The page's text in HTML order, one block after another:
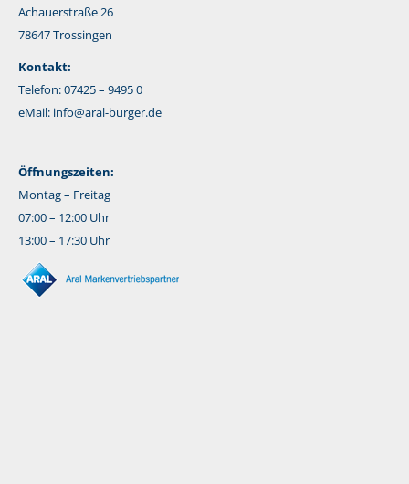
Achauerstraße 26
78647 Trossingen
Kontakt:
Telefon: 07425 – 9495 0
eMail: info@aral-burger.de
Öffnungszeiten:
Montag – Freitag
07:00 – 12:00 Uhr
13:00 – 17:30 Uhr